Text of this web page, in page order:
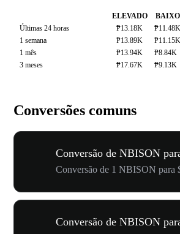
ELEVADO BAIXO
Últimas 24 horas
₱13.18K ₱11.48K
1 semana
₱13.89K ₱11.15K
1 mês
₱13.94K ₱8.84K
3 meses
₱17.67K ₱9.13K
Conversões comuns
Conversão de NBISON
Conversão de 1 NBISON para
Conversão de NBISON